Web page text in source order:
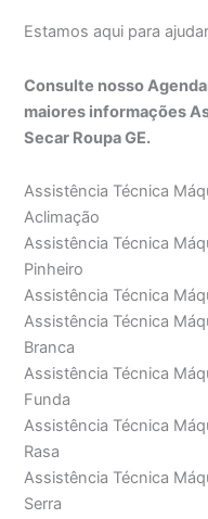
Estamos aqui para
Consulte nosso
maiores informações
Secar Roupa GE.
Assistência Técnica
Aclimação
Assistência Técnica
Pinheiro
Assistência Técnica
Assistência Técnica
Branca
Assistência Técnica
Funda
Assistência Técnica
Rasa
Assistência Técnica
Serra